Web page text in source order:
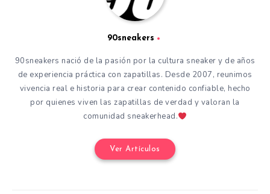
90sneakers
90sneakers nació de la pasión por la cultura sneaker y de años
de experiencia práctica con zapatillas. Desde 2007, reunimos
vivencia real e historia para crear contenido confiable, hecho
por quienes viven las zapatillas de verdad y valoran la
comunidad sneakerhead.
Ver Artículos